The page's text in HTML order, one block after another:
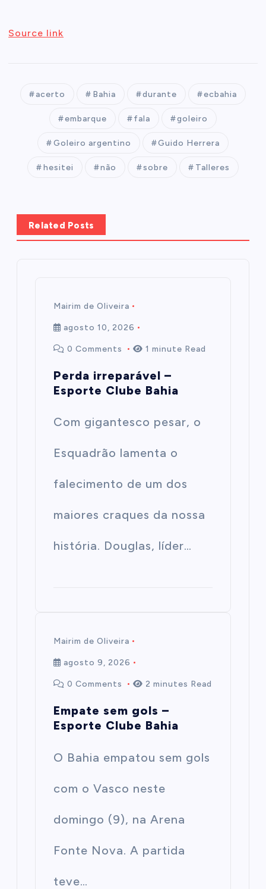
Source link
acerto Bahia durante ecbahia
embarque fala goleiro
Goleiro argentino Guido Herrera
hesitei não sobre Talleres
Related Posts
Mairim de Oliveira
agosto 10, 2026
0 Comments 1 minute Read
Perda irreparável –
Esporte Clube Bahia
Com gigantesco pesar, o
Esquadrão lamenta o
falecimento de um dos
maiores craques da nossa
história. Douglas, líder…
Mairim de Oliveira
agosto 9, 2026
0 Comments 2 minutes Read
Empate sem gols –
Esporte Clube Bahia
O Bahia empatou sem gols
com o Vasco neste
domingo (9), na Arena
Fonte Nova. A partida
teve…